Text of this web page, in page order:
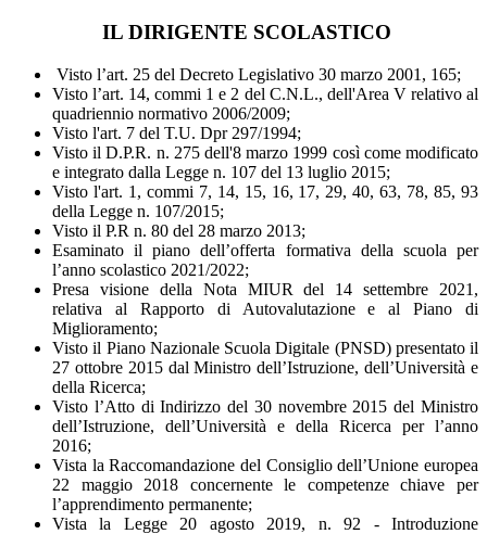
IL DIRIGENTE SCOLASTICO
Visto l’art. 25 del Decreto Legislativo 30 marzo 2001, 165;
Visto l’art. 14, commi 1 e 2 del C.N.L., dell'Area V relativo al
quadriennio normativo 2006/2009;
Visto l'art. 7 del T.U. Dpr 297/1994;
Visto il D.P.R. n. 275 dell'8 marzo 1999 così come modificato
e integrato dalla Legge n. 107 del 13 luglio 2015;
Visto l'art. 1, commi 7, 14, 15, 16, 17, 29, 40, 63, 78, 85, 93
della Legge n. 107/2015;
Visto il P.R n. 80 del 28 marzo 2013;
Esaminato il piano dell’offerta formativa della scuola per
l’anno scolastico 2021/2022;
Presa visione della Nota MIUR del 14 settembre 2021,
relativa al Rapporto di Autovalutazione e al Piano di
Miglioramento;
Visto il Piano Nazionale Scuola Digitale (PNSD) presentato il
27 ottobre 2015 dal Ministro dell’Istruzione, dell’Università e
della Ricerca;
Visto l’Atto di Indirizzo del 30 novembre 2015 del Ministro
dell’Istruzione, dell’Università e della Ricerca per l’anno
2016;
Vista la Raccomandazione del Consiglio dell’Unione europea
22 maggio 2018 concernente le competenze chiave per
l’apprendimento permanente;
Vista la Legge 20 agosto 2019, n. 92 - Introduzione